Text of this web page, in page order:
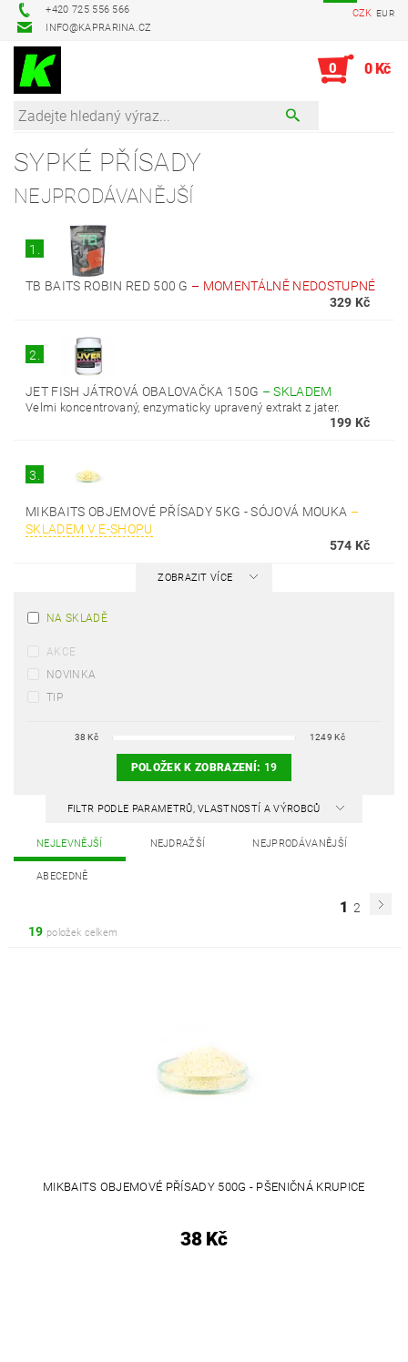
+420 725 556 566
INFO@KAPRARINA.CZ
CZK EUR
0 0 Kč
SYPKÉ PŘÍSADY
NEJPRODÁVANĚJŠÍ
1.
TB BAITS ROBIN RED 500 G – MOMENTÁLNĚ NEDOSTUPNÉ
329 Kč
2.
JET FISH JÁTROVÁ OBALOVAČKA 150G –SKLADEM
Velmi koncentrovaný, enzymaticky upravený extrakt z jater.
199 Kč
3.
MIKBAITS OBJEMOVÉ PŘÍSADY 5KG - SÓJOVÁ MOUKA –
SKLADEM V E-SHOPU
574 Kč
ZOBRAZIT VÍCE
NA SKLADĚ
AKCE
NOVINKA
TIP
38 Kč 1249 Kč
POLOŽEK K ZOBRAZENÍ: 19
FILTR PODLE PARAMETRŮ, VLASTNOSTÍ A VÝROBCŮ
NEJLEVNĚJŠÍ NEJDRAŽŠÍ NEJPRODÁVANĚJŠÍ
ABECEDNĚ
1 2
19 položek celkem
MIKBAITS OBJEMOVÉ PŘÍSADY 500G - PŠENIČNÁ KRUPICE
38 Kč